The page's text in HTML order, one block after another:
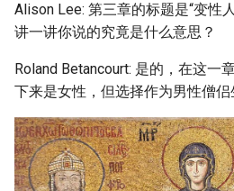
Alison Lee: 第三章的标题是“变性
讲一讲你说的究竟是什么意思？
Roland Betancourt: 是的，在这一
下来是女性，但选择作为男性僧侣